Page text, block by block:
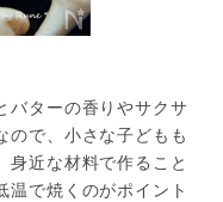
バターの香りやサクサ
ので、小さな子どもも
身近な材料で作ること
温で焼くのがポイント